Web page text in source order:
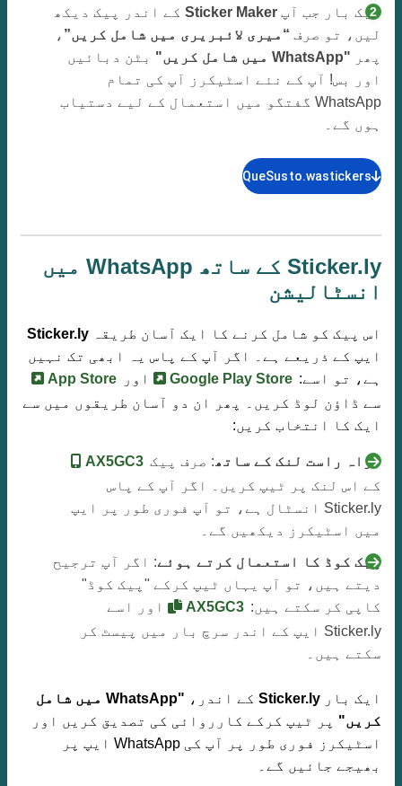
ایک بار جب آپ Sticker Maker کے اندر پیک دیکھ
لیں، تو صرف “میری لائبریری میں شامل کریں” ،
پھر "WhatsApp میں شامل کریں"
بٹن دبائیں
اور بس! آپ کے نئے اسٹیکرز آپ کی تمام
WhatsApp گفتگو میں استعمال کے لیے دستیاب
ہوں گے۔
QueSusto.wastickers
Sticker.ly کے ساتھ WhatsApp میں
انسٹالیشن
اس پیک کو شامل کرنے کا ایک آسان طریقہ Sticker.ly
ایپ کے ذریعے ہے۔ اگر آپ کے پاس یہ ابھی تک نہیں
ہے، تو اسے: Google Play Store اور
App Store
سے ڈاؤن لوڈ کریں۔ پھر ان دو آسان طریقوں میں سے
ایک کا انتخاب کریں:
براہ راست لنک کے ساتھ: صرف پیک AX5GC3
کے اس لنک پر ٹیپ کریں۔ اگر آپ کے پاس
Sticker.ly انسٹال ہے، تو آپ فوری طور پر ایپ
میں اسٹیکرز دیکھیں گے۔
پیک کوڈ کا استعمال کرتے ہوئے: اگر آپ ترجیح
دیتے ہیں، تو آپ یہاں ٹیپ کرکے "پیک کوڈ"
کاپی کر سکتے ہیں: AX5GC3
اور اسے
Sticker.ly ایپ کے اندر سرچ بار میں پیسٹ کر
سکتے ہیں۔
ایک بار Sticker.ly کے اندر،
"WhatsApp میں شامل
کریں" پر ٹیپ کرکے کارروائی کی تصدیق کریں اور
اسٹیکرز فوری طور پر آپ کی WhatsApp ایپ پر
بھیجے جائیں گے۔